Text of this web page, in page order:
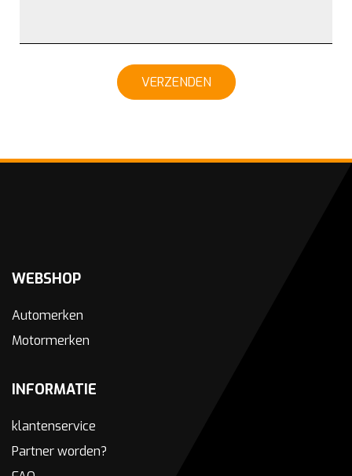
VERZENDEN
WEBSHOP
Automerken
Motormerken
INFORMATIE
klantenservice
Partner worden?